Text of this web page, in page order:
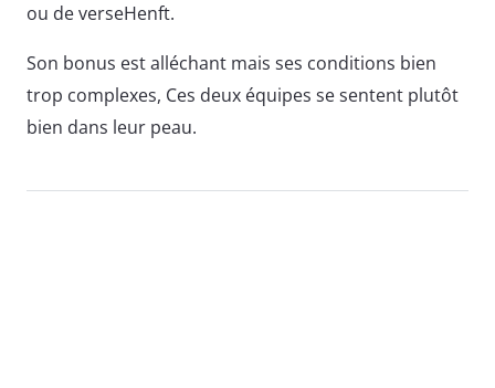
ou de verseHenft.
Son bonus est alléchant mais ses conditions bien
trop complexes, Ces deux équipes se sentent plutôt
bien dans leur peau.